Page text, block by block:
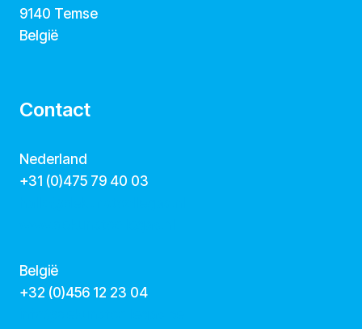
9140 Temse
België
Contact
Nederland
+31 (0)475 79 40 03
België
‭+32 (0)456 12 23 04‬